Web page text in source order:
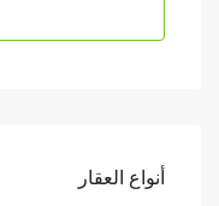
أنواع العقار